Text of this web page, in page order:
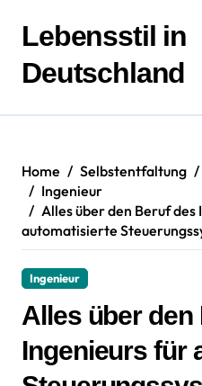
Inhalt
springen
Lebensstil in
Deutschland
Home Selbstentfaltung
Ingenieur
Alles über den Beruf des
automatisierte
Ingenieur
Alles über den
Ingenieurs für